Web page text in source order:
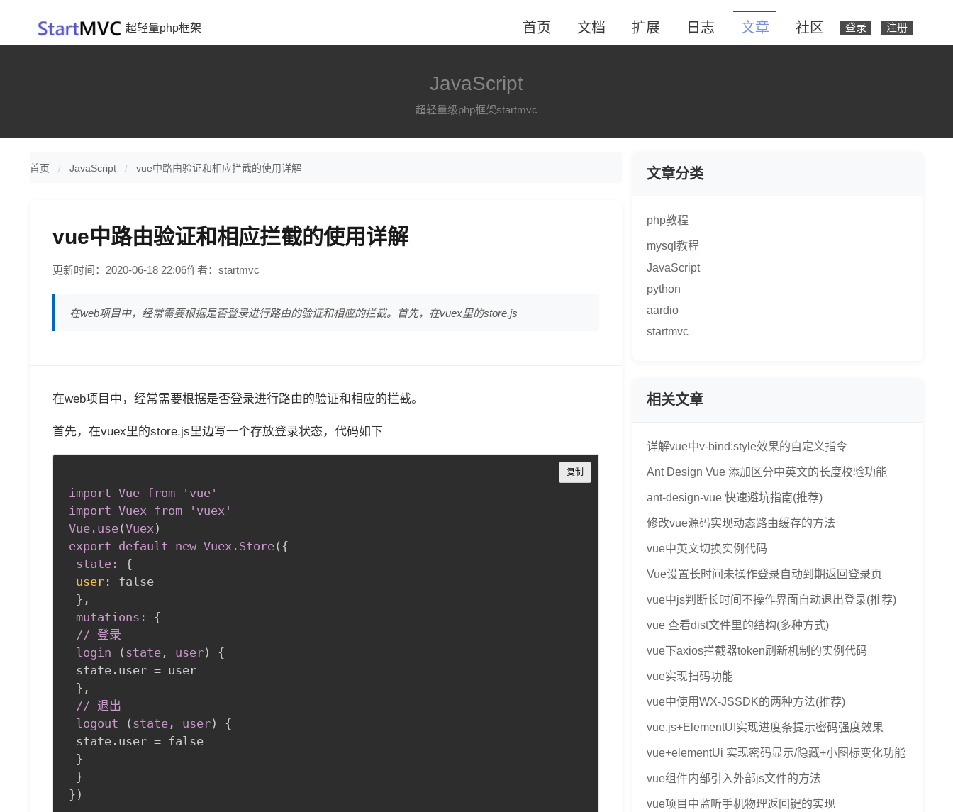
超轻量php框架 首页 文档 扩展 日志 文章 社区 登录 注册
JavaScript
超轻量级php框架startmvc
首页 JavaScript vue中路由验证和相应拦截的使用详解
vue中路由验证和相应拦截的使用详解
更新时间：2020-06-18 22:06作者：startmvc
在web项目中，经常需要根据是否登录进行路由的验证和相应的拦截。首先，在vuex里的store.js
在web项目中，经常需要根据是否登录进行路由的验证和相应的拦截。
首先，在vuex里的store.js里边写一个存放登录状态，代码如下
import Vue from 'vue'
import Vuex from 'vuex'
Vue .use(Vuex)
export default new Vuex .Store( {
state:
{
user :
false
} ,
mutations:
{
// 登录
login
( state , user)
{
state.user = user
} ,
// 退出
logout
( state , user)
{
state.user = false
}
}
} )
复制
Copy
文章分类
php教程
mysql教程
JavaScript
python
aardio
startmvc
相关文章
详解vue中v-bind:style效果的自定义指令
Ant Design Vue 添加区分中英文的长度校验功能
ant-design-vue 快速避坑指南(推荐)
修改vue源码实现动态路由缓存的方法
vue中英文切换实例代码
Vue设置长时间未操作登录自动到期返回登录页
vue中js判断长时间不操作界面自动退出登录(推荐)
vue 查看dist文件里的结构(多种方式)
vue下axios拦截器token刷新机制的实例代码
vue实现扫码功能
vue中使用WX-JSSDK的两种方法(推荐)
vue.js+ElementUI实现进度条提示密码强度效果
vue+elementUi 实现密码显示/隐藏+小图标变化功能
vue组件内部引入外部js文件的方法
vue项目中监听手机物理返回键的实现